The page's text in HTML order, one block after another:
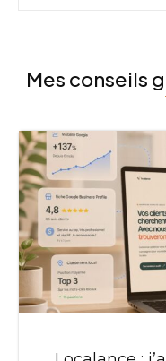
Mes conseils